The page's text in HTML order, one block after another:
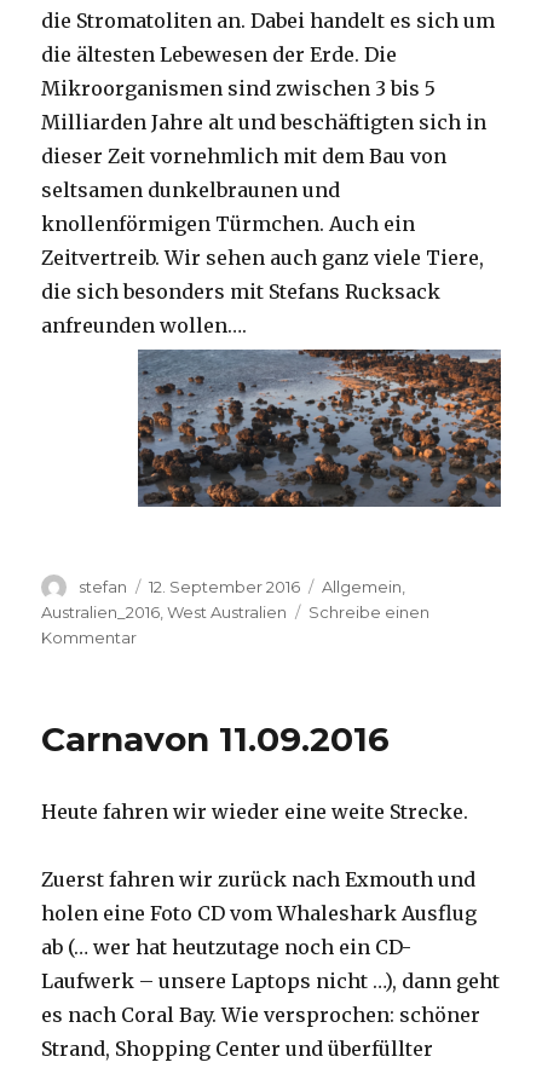
die Stromatoliten an. Dabei handelt es sich um
die ältesten Lebewesen der Erde. Die
Mikroorganismen sind zwischen 3 bis 5
Milliarden Jahre alt und beschäftigten sich in
dieser Zeit vornehmlich mit dem Bau von
seltsamen dunkelbraunen und
knollenförmigen Türmchen. Auch ein
Zeitvertreib. Wir sehen auch ganz viele Tiere,
die sich besonders mit Stefans Rucksack
anfreunden wollen….
Autor
stefan
Veröffentlicht
am
12. September 2016 Kategorien
Allgemein
Australien_2016 ,West Australien
Schreibe einen
Kommentarzu
Carnavon 11.09.2016
Heute fahren wir wieder eine weite Strecke.
Zuerst fahren wir zurück nach Exmouth und
holen eine Foto CD vom Whaleshark Ausflug
ab (… wer hat heutzutage noch ein CD-
Laufwerk – unsere Laptops nicht …), dann geht
es nach Coral Bay. Wie versprochen: schöner
Strand, Shopping Center und überfüllter